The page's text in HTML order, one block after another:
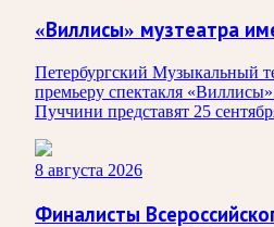
«Виллисы» музтеатра
Петербургский Музыкальный
премьеру спектакля
Пуччини представят 25
8 августа 2026
Финалисты